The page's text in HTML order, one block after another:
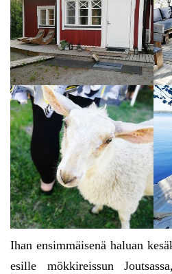
Ihan ensimmäisenä haluan
esille mökkireissun